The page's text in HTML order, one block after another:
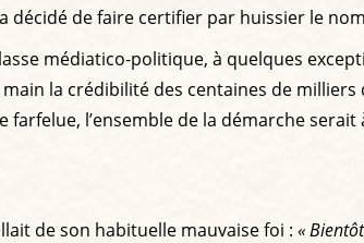
décidé de faire certifier par huissier le
médiatico-politique, à quelques
la crédibilité des centaines de
l’ensemble de la démarche
de son habituelle mauvaise foi : «